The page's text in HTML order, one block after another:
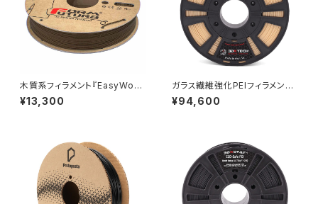
木質系フィラメント『EasyWoo
d』
¥13,300
ガラス繊維強化PEIフィラメント
『FIBREX PEI+GF30』
¥94,600